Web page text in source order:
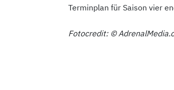
Terminplan für Saison vier
Fotocredit: ©